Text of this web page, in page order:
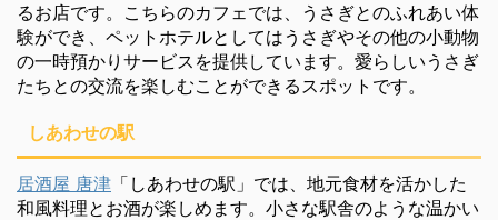
るお店です。こちらのカフェでは、うさぎとのふれあい体
験ができ、ペットホテルとしてはうさぎやその他の小動物
の一時預かりサービスを提供しています。愛らしいうさぎ
たちとの交流を楽しむことができるスポットです。
しあわせの駅
居酒屋 唐津 「しあわせの駅」では、地元食材を活かした
和風料理とお酒が楽しめます。小さな駅舎のような温かい